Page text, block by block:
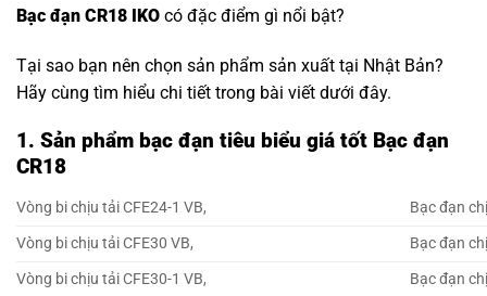
Bạc đạn CR18 IKO có đặc điểm gì nổi bật?
Tại sao bạn nên chọn sản phẩm sản xuất tại Nhật Bản?
Hãy cùng tìm hiểu chi tiết trong bài viết dưới đây.
1. Sản phẩm bạc đạn tiêu biểu giá tốt Bạc đạn
CR18
Vòng bi chịu tải CFE24-1 VB,
Bạc đạn
Vòng bi chịu tải CFE30 VB,
Bạc đạn
Vòng bi chịu tải CFE30-1 VB,
Bạc đạn